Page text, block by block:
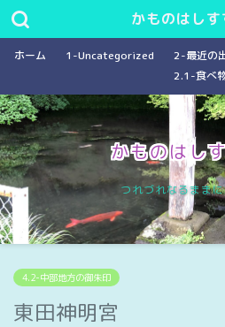
かものはしす
ホーム 1-Uncategorized
2-最近の
2.1-食べ
かものはし
つれづれなるまま
4.2-中部地方の御朱印
東田神明宮